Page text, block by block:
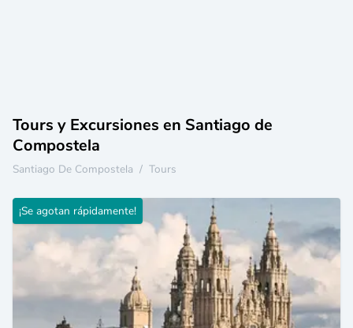
Tours y Excursiones en Santiago de
Compostela
Santiago De Compostela / Tours
¡Se agotan rápidamente!